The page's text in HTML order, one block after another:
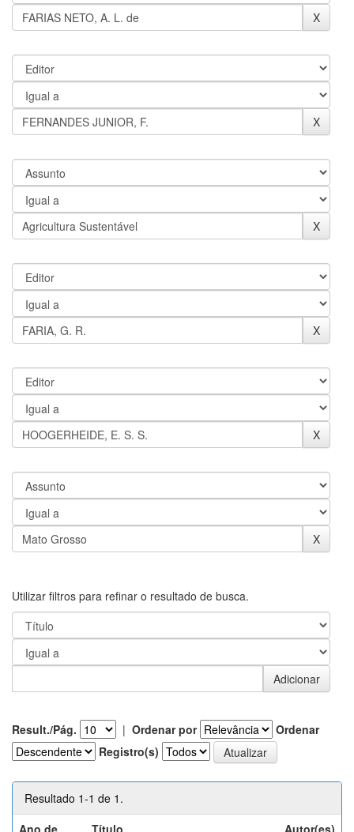
Utilizar filtros para refinar o resultado de busca.
Result./Pág. | Ordenar por
Ordenar
Registro(s)
Resultado 1-1 de 1.
Ano de
Título Autor(es)